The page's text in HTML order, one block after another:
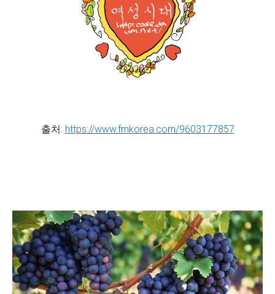
출처: https://www.fmkorea.com/9603177857